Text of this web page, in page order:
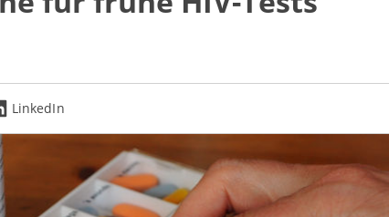
LinkedIn